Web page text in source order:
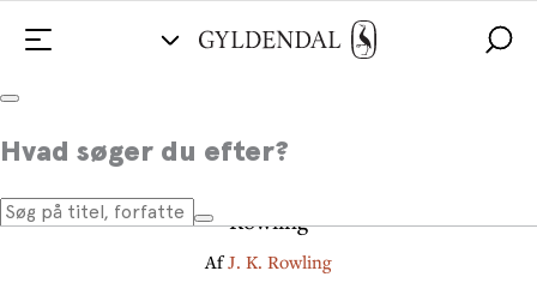
Hvad søger du efter?
Potter Mini - Harry Potter
Små guider til serien om Harry Potter af J.K.
Rowling
AfJ. K. Rowling